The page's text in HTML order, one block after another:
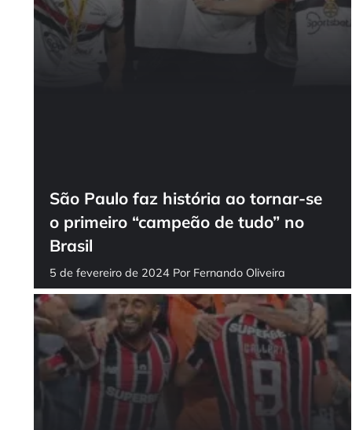
São Paulo faz história ao tornar-se
o primeiro “campeão de tudo” no
Brasil
5 de fevereiro de 2024 Por Fernando Oliveira